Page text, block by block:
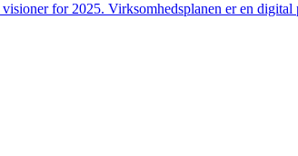
for 2025. Virksomhedsplanen er en digital